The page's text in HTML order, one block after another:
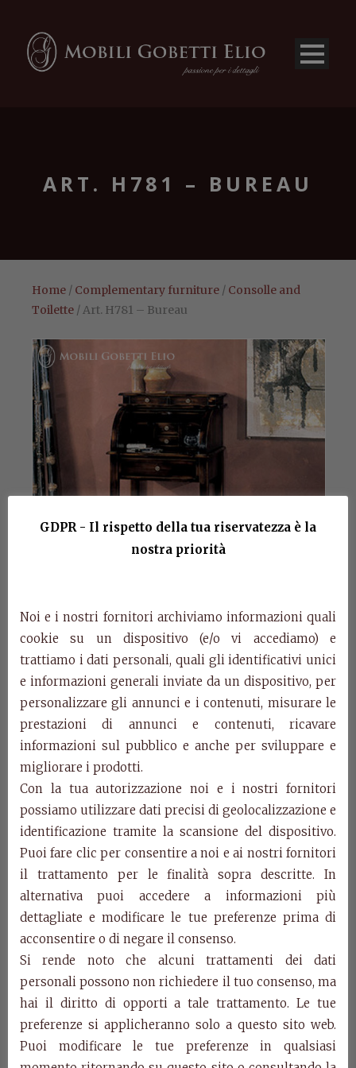
ART. H781 – BUREAU
Home / Complementary furniture / Consolle and
Toilette / Art. H781 – Bureau
Art. H781 – Bureau
Art. H781
CM W.55 D.41 H.100
Categories:Complementary furniture,Consolle and
Toilette,Products
Related Products
GDPR - Il rispetto della tua riservatezza è la
nostra priorità
Noi e i nostri fornitori archiviamo informazioni quali
cookie su un dispositivo (e/o vi accediamo) e
trattiamo i dati personali, quali gli identificativi unici
e informazioni generali inviate da un dispositivo, per
personalizzare gli annunci e i contenuti, misurare le
prestazioni di annunci e contenuti, ricavare
informazioni sul pubblico e anche per sviluppare e
migliorare i prodotti.
Con la tua autorizzazione noi e i nostri fornitori
possiamo utilizzare dati precisi di geolocalizzazione e
identificazione tramite la scansione del dispositivo.
Puoi fare clic per consentire a noi e ai nostri fornitori
il trattamento per le finalità sopra descritte. In
alternativa puoi accedere a informazioni più
dettagliate e modificare le tue preferenze prima di
acconsentire o di negare il consenso.
Si rende noto che alcuni trattamenti dei dati
personali possono non richiedere il tuo consenso, ma
hai il diritto di opporti a tale trattamento. Le tue
preferenze si applicheranno solo a questo sito web.
Puoi modificare le tue preferenze in qualsiasi